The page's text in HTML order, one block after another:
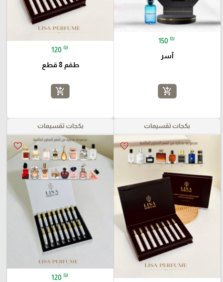
150 ₪
آسر
add_shopping_cart
120 ₪
طقم 8 قطع
add_shopping_cart
بكجات تقسيمات
favorite_border
بكجات تقسيمات
favorite_border
120 ₪